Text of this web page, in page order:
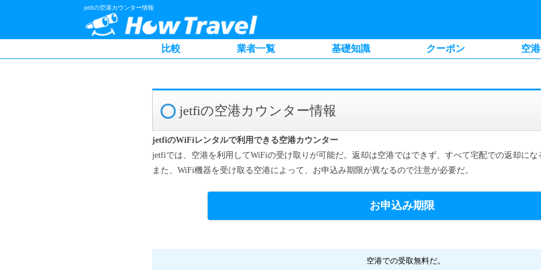
jetfiの空港カウンター情報
比較 業者一覧 基礎知識 クーポン 空
jetfiの空港カウンター情報
jetfiのWiFiレンタルで利用できる空港カウンター
jetfiでは、空港を利用してWiFiの受け取りが可能だ。返却は空港ではできず、すべて宅配での返却にな
また、WiFi機器を受け取る空港によって、お申込み期限が異なるので注意が必要だ。
お申込み期限
空港での受取無料だ。